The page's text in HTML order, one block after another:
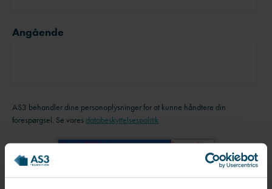
Angående
AS3 behandler dine personoplysninger for at kunne håndtere din
forespørgsel. Se vores databeskyttelsespolitik